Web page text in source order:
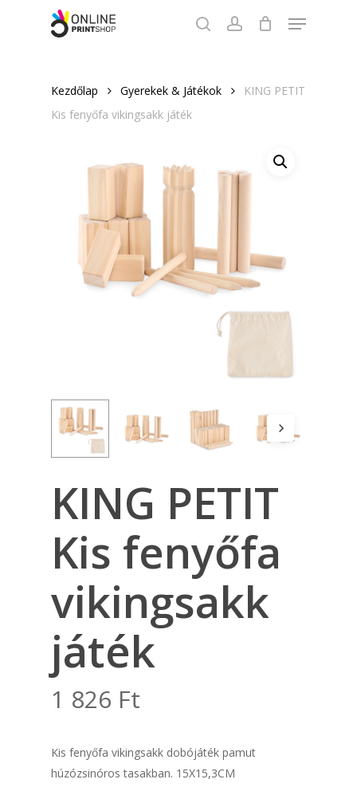
searchaccount
Menu
Kezdőlap Gyerekek & Játékok
KING PETIT
Kis fenyőfa vikingsakk játék
KING PETIT
Kis fenyőfa
vikingsakk
játék
1 826 Ft
Kis fenyőfa vikingsakk dobójáték pamut
húzózsinóros tasakban. 15X15,3CM